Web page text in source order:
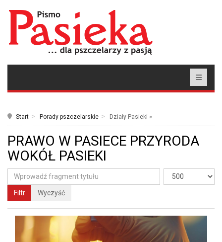
Start Porady pszczelarskie Działy Pasieki »
PRAWO W PASIECE PRZYRODA
WOKÓŁ PASIEKI
Filtr Wyczyść